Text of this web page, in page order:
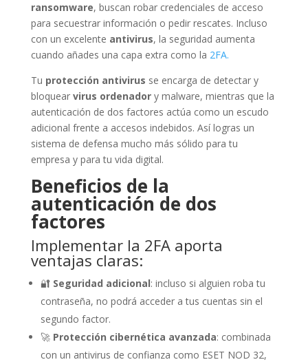
ransomware, buscan robar credenciales de acceso
para secuestrar información o pedir rescates. Incluso
con un excelente antivirus, la seguridad aumenta
cuando añades una capa extra como la 2FA.
Tu protección antivirus se encarga de detectar y
bloquear virus ordenadory malware, mientras que la
autenticación de dos factores actúa como un escudo
adicional frente a accesos indebidos. Así logras un
sistema de defensa mucho más sólido para tu
empresa y para tu vida digital.
Beneficios de la
autenticación de dos
factores
Implementar la 2FA aporta
ventajas claras:
🔐 Seguridad adicional: incluso si alguien roba tu
contraseña, no podrá acceder a tus cuentas sin el
segundo factor.
🚀 Protección cibernética avanzada: combinada
con un antivirus de confianza como ESET NOD 32,